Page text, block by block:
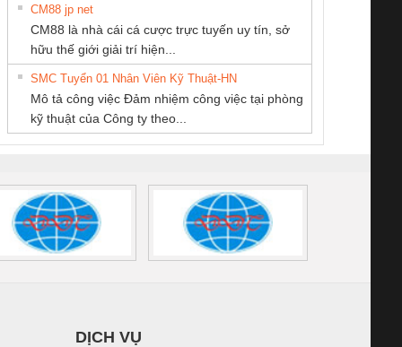
sát chuỗi
tấm pin
16I+
(2502520000)
Bộ chỉnh lưu nguồn
điện TRANSCLINIC
BKE 1K5.4
(7791400879)2. Giá
Nẹp nhôm chống
trơn Đà Nẵng
TY TNHH
MẠI
VỤ KỸ
ĐIỆN CƠ
HƯNG PHÁT
KỸ THUẬT KTECH
VIỆT NAM
company LTD
CM88 jp net
CM88 là nhà cái cá cược trực tuyến uy tín, sở
hữu thế giới giải trí hiện...
SMC Tuyển 01 Nhân Viên Kỹ Thuật-HN
Mô tả công việc Đảm nhiệm công việc tại phòng
kỹ thuật của Công ty theo...
DỊCH VỤ